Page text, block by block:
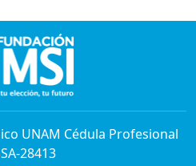
UNAM Cédula Profesional
28413